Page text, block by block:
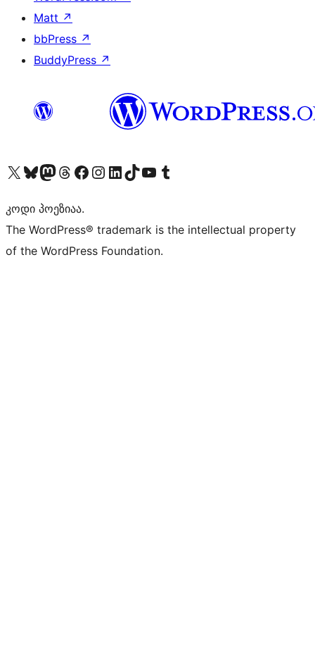
Matt ↗
bbPress ↗
BuddyPress ↗
Visit our X (formerly Twitter) account
Visit our Bluesky account
Visit our Mastodon account
Visit our Threads account
Visit our Facebook page
Visit our Instagram account
Visit our LinkedIn account
Visit our TikTok account
Visit our YouTube channel
Visit our Tumblr account
კოდი პოეზიაა.
The WordPress® trademark is the intellectual property
of the WordPress Foundation.